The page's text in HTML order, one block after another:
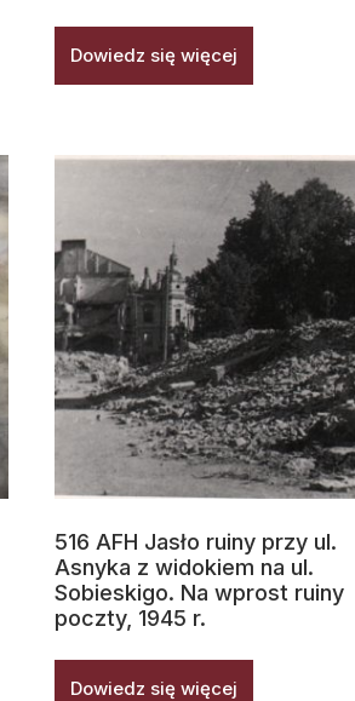
Dowiedz się więcej
516 AFH Jasło ruiny przy ul.
Asnyka z widokiem na ul.
Sobieskigo. Na wprost ruiny
poczty, 1945 r.
Dowiedz się więcej